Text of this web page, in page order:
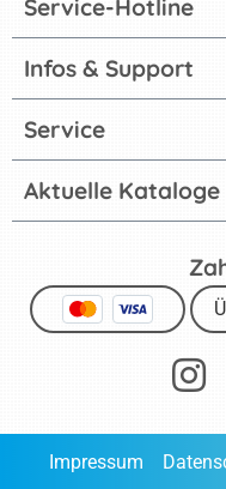
Aktuelle Kataloge
Service-Hotline
Infos & Support
Service
Impressum